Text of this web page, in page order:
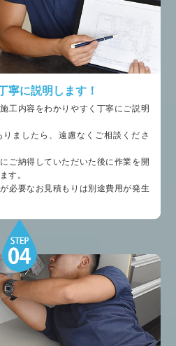
寧に説明します！
工内容をわかりやすく丁寧にご説明
りましたら、遠慮なくご相談くださ
ご納得していただいた後に作業を開
す。
必要なお見積もりは別途費用が発生